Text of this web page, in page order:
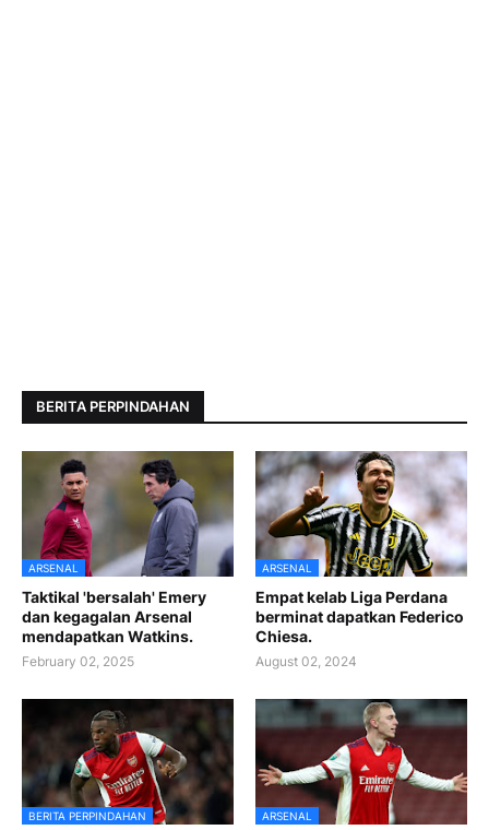
BERITA PERPINDAHAN
ARSENAL
Taktikal 'bersalah' Emery
dan kegagalan Arsenal
mendapatkan Watkins.
February 02, 2025
ARSENAL
Empat kelab Liga Perdana
berminat dapatkan Federico
Chiesa.
August 02, 2024
BERITA PERPINDAHAN ARSENAL